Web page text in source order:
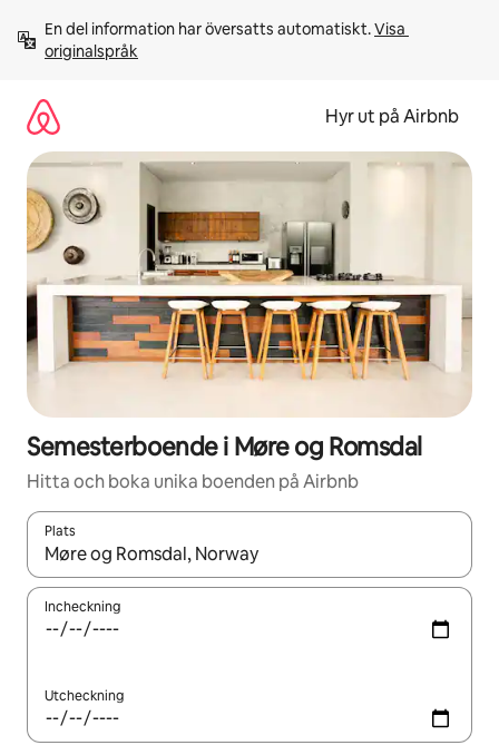
innehåll
En del information har översatts automatiskt. Visa
originalspråk
Hyr ut på Airbnb
Semesterboende i Møre og Romsdal
Hitta och boka unika boenden på Airbnb
Plats
När resultaten är tillgängliga kan du navigera med upp- och
Incheckning
Utcheckning